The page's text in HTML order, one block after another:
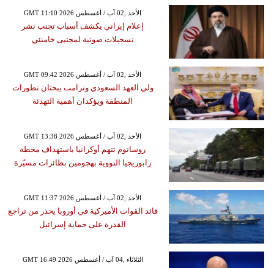
GMT 11:10 2026 الأحد ,02 آب / أغسطس
إعلام إيراني يكشف أسباب تجنب نشر
تسجيلات صوتية لمجتبى خامنئي
GMT 09:42 2026 الأحد ,02 آب / أغسطس
ولي العهد السعودي وترامب يبحثان تطورات
المنطقة ويؤكدان أهمية التهدئة
GMT 13:38 2026 الأحد ,02 آب / أغسطس
روساتوم تتهم أوكرانيا باستهداف محطة
زابوريجيا النووية بهجومين بطائرات مسيّرة
GMT 11:37 2026 الأحد ,02 آب / أغسطس
قائد القوات الأميركية في أوروبا يحذر من تراجع
القدرة على حماية إسرائيل
GMT 16:49 2026 الثلاثاء ,04 آب / أغسطس